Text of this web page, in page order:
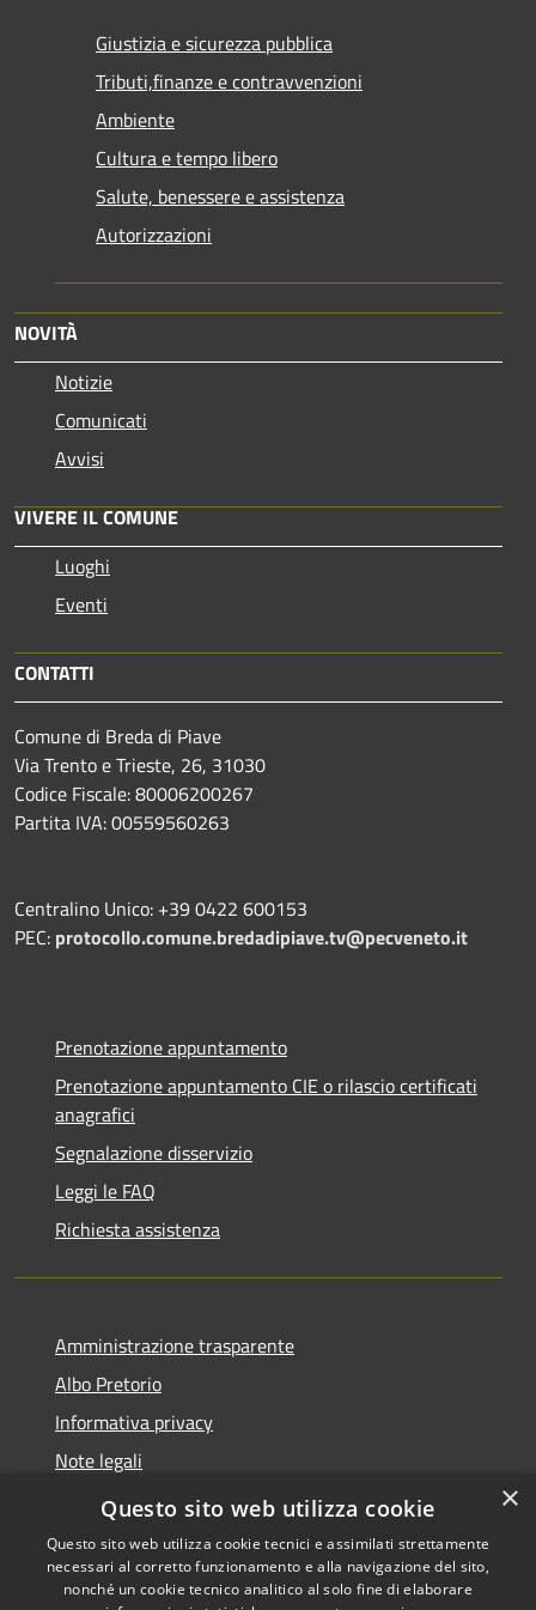
Giustizia e sicurezza pubblica
Tributi,finanze e contravvenzioni
Ambiente
Cultura e tempo libero
Salute, benessere e assistenza
Autorizzazioni
NOVITÀ
Notizie
Comunicati
Avvisi
VIVERE IL COMUNE
Luoghi
Eventi
CONTATTI
Comune di Breda di Piave
Via Trento e Trieste, 26, 31030
Codice Fiscale: 80006200267
Partita IVA: 00559560263
Centralino Unico: +39 0422 600153
PEC: protocollo.comune.bredadipiave.tv@pecveneto.it
Prenotazione appuntamento
Prenotazione appuntamento CIE o rilascio certificati
anagrafici
Segnalazione disservizio
Leggi le FAQ
Richiesta assistenza
Amministrazione trasparente
Albo Pretorio
Informativa privacy
Note legali
Dichiarazione di accessibilità
×
Questo sito web utilizza cookie
Questo sito web utilizza cookie tecnici e assimilati strettamente
necessari al corretto funzionamento e alla navigazione del sito,
nonché un cookie tecnico analitico al solo fine di elaborare